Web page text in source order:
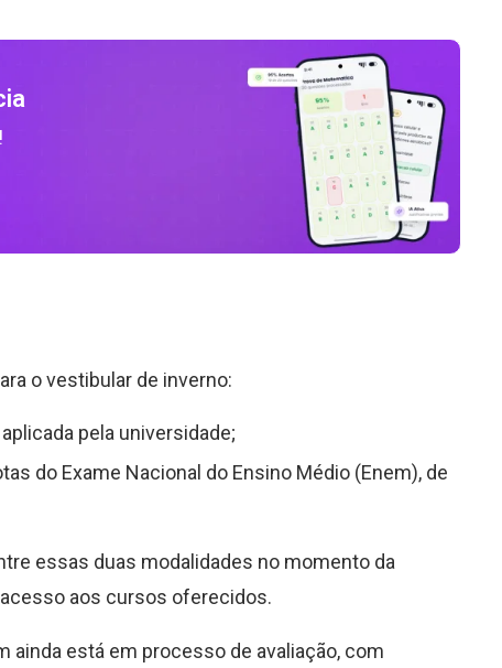
o vestibular de inverno:
pela universidade;
do Exame Nacional do Ensino Médio (Enem), de
essas duas modalidades no momento da
aos cursos oferecidos.
ainda está em processo de avaliação, com